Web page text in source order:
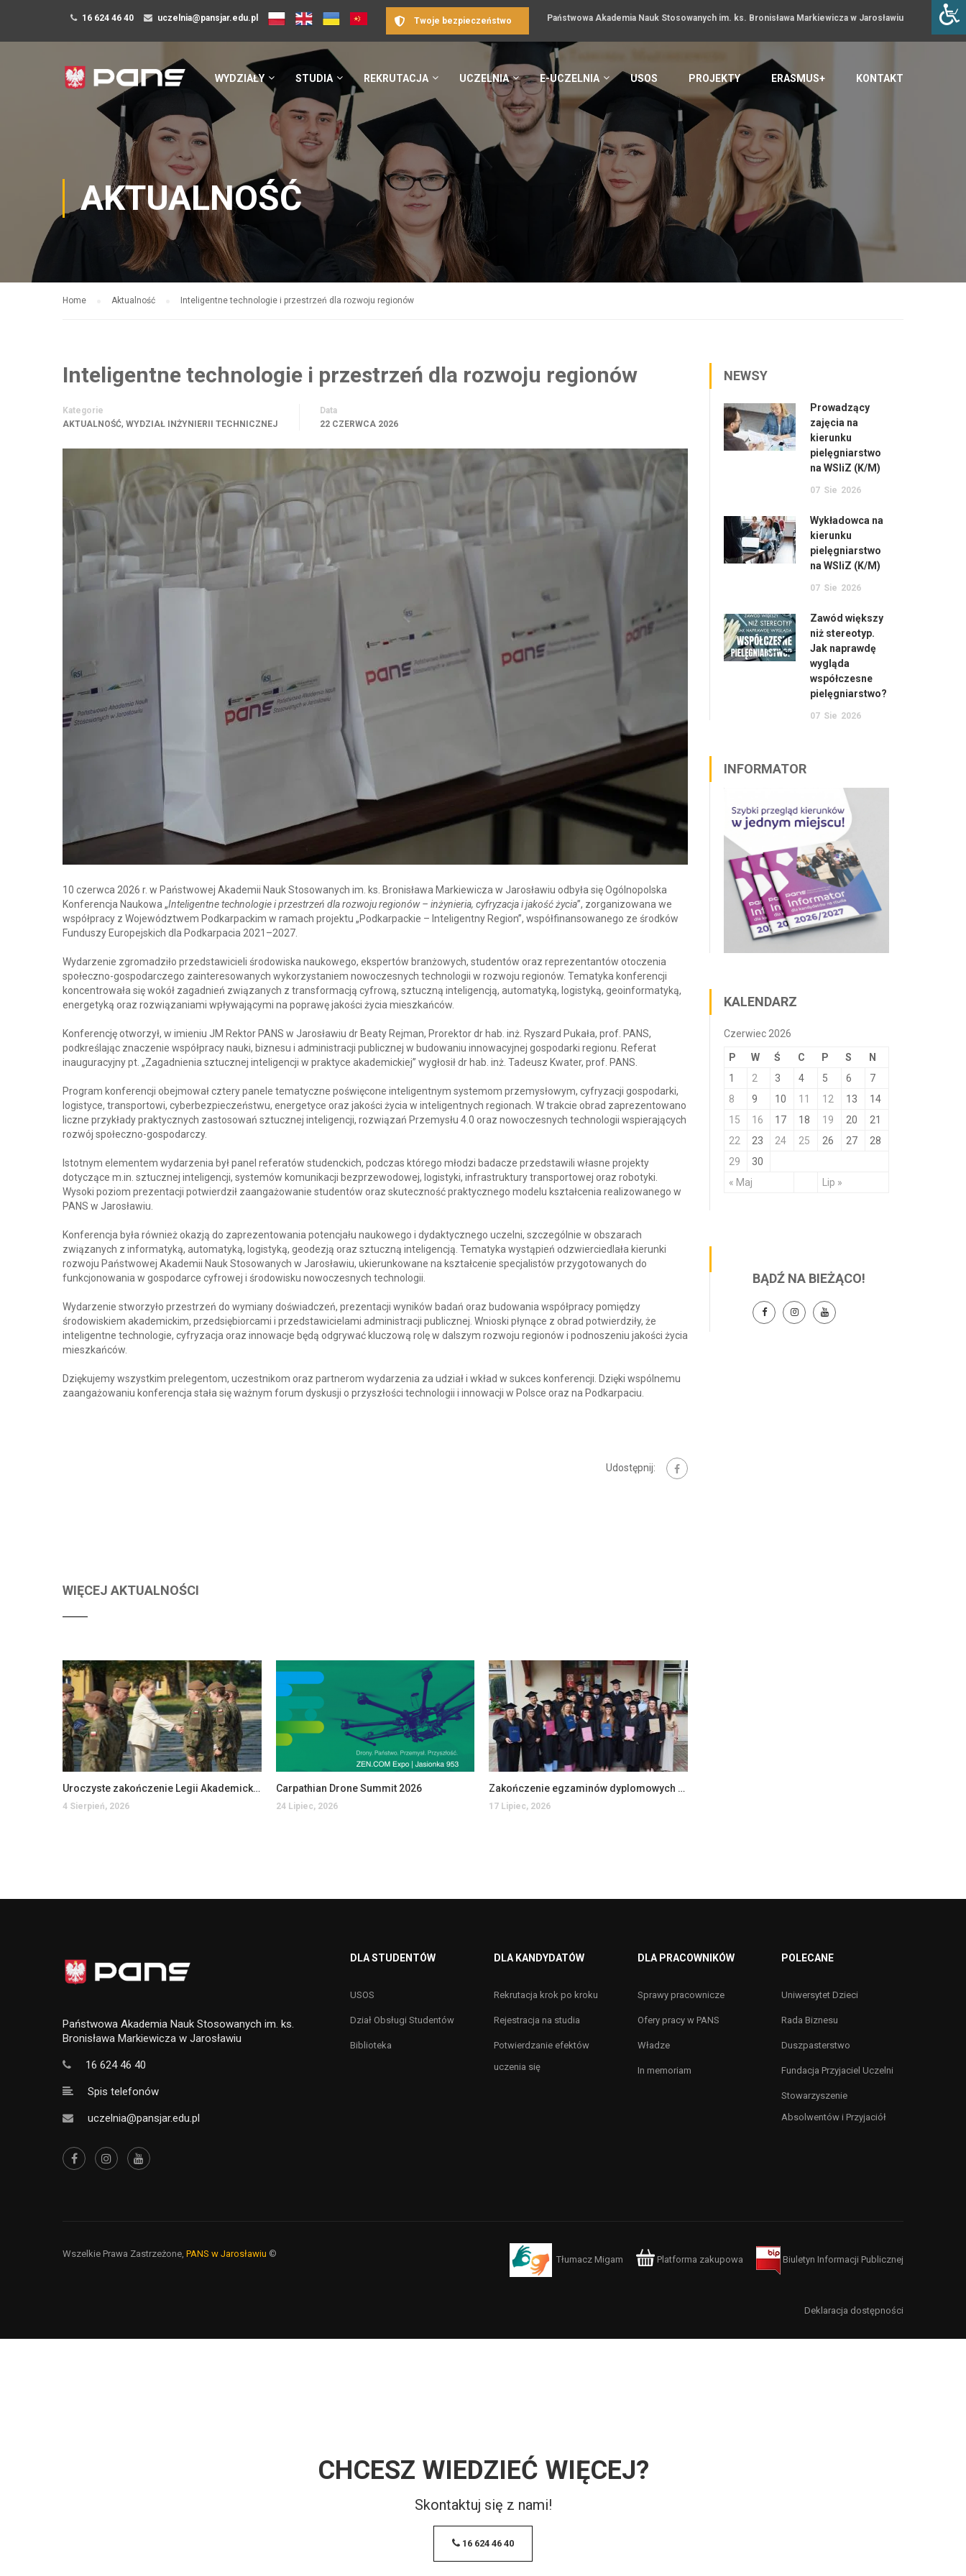
16 624 46 40 uczelnia@pansjar.edu.pl Państwowa Akademia Nauk Stosowanych im. ks. Bronisława Markiewicza w Jarosławiu
Twoje bezpieczeństwo
WYDZIAŁY STUDIA REKRUTACJA UCZELNIA E-UCZELNIA USOS PROJEKTY ERASMUS+ KONTAKT
AKTUALNOŚĆ
Home Aktualność Inteligentne technologie i przestrzeń dla rozwoju regionów
Inteligentne technologie i przestrzeń dla rozwoju regionów
Kategorie
AKTUALNOŚĆ, WYDZIAŁ INŻYNIERII TECHNICZNEJ
Data
22 CZERWCA 2026
10 czerwca 2026 r. w Państwowej Akademii Nauk Stosowanych im. ks. Bronisława Markiewicza w Jarosławiu odbyła się Ogólnopolska
Konferencja Naukowa „Inteligentne technologie i przestrzeń dla rozwoju regionów – inżynieria, cyfryzacja i jakość życia”, zorganizowana we
współpracy z Województwem Podkarpackim w ramach projektu „Podkarpackie – Inteligentny Region”, współfinansowanego ze środków
Funduszy Europejskich dla Podkarpacia 2021–2027.
Wydarzenie zgromadziło przedstawicieli środowiska naukowego, ekspertów branżowych, studentów oraz reprezentantów otoczenia
społeczno-gospodarczego zainteresowanych wykorzystaniem nowoczesnych technologii w rozwoju regionów. Tematyka konferencji
koncentrowała się wokół zagadnień związanych z transformacją cyfrową, sztuczną inteligencją, automatyką, logistyką, geoinformatyką,
energetyką oraz rozwiązaniami wpływającymi na poprawę jakości życia mieszkańców.
Konferencję otworzył, w imieniu JM Rektor PANS w Jarosławiu dr Beaty Rejman, Prorektor dr hab. inż. Ryszard Pukała, prof. PANS,
podkreślając znaczenie współpracy nauki, biznesu i administracji publicznej w budowaniu innowacyjnej gospodarki regionu. Referat
inauguracyjny pt. „Zagadnienia sztucznej inteligencji w praktyce akademickiej” wygłosił dr hab. inż. Tadeusz Kwater, prof. PANS.
Program konferencji obejmował cztery panele tematyczne poświęcone inteligentnym systemom przemysłowym, cyfryzacji gospodarki,
logistyce, transportowi, cyberbezpieczeństwu, energetyce oraz jakości życia w inteligentnych regionach. W trakcie obrad zaprezentowano
liczne przykłady praktycznych zastosowań sztucznej inteligencji, rozwiązań Przemysłu 4.0 oraz nowoczesnych technologii wspierających
rozwój społeczno-gospodarczy.
Istotnym elementem wydarzenia był panel referatów studenckich, podczas którego młodzi badacze przedstawili własne projekty
dotyczące m.in. sztucznej inteligencji, systemów komunikacji bezprzewodowej, logistyki, infrastruktury transportowej oraz robotyki.
Wysoki poziom prezentacji potwierdził zaangażowanie studentów oraz skuteczność praktycznego modelu kształcenia realizowanego w
PANS w Jarosławiu.
Konferencja była również okazją do zaprezentowania potencjału naukowego i dydaktycznego uczelni, szczególnie w obszarach
związanych z informatyką, automatyką, logistyką, geodezją oraz sztuczną inteligencją. Tematyka wystąpień odzwierciedlała kierunki
rozwoju Państwowej Akademii Nauk Stosowanych w Jarosławiu, ukierunkowane na kształcenie specjalistów przygotowanych do
funkcjonowania w gospodarce cyfrowej i środowisku nowoczesnych technologii.
Wydarzenie stworzyło przestrzeń do wymiany doświadczeń, prezentacji wyników badań oraz budowania współpracy pomiędzy
środowiskiem akademickim, przedsiębiorcami i przedstawicielami administracji publicznej. Wnioski płynące z obrad potwierdziły, że
inteligentne technologie, cyfryzacja oraz innowacje będą odgrywać kluczową rolę w dalszym rozwoju regionów i podnoszeniu jakości życia
mieszkańców.
Dziękujemy wszystkim prelegentom, uczestnikom oraz partnerom wydarzenia za udział i wkład w sukces konferencji. Dzięki wspólnemu
zaangażowaniu konferencja stała się ważnym forum dyskusji o przyszłości technologii i innowacji w Polsce oraz na Podkarpaciu.
Udostępnij:
WIĘCEJ AKTUALNOŚCI
Uroczyste zakończenie Legii Akademickiej w PANS w Jarosławiu
4 Sierpień, 2026
Carpathian Drone Summit 2026
24 Lipiec, 2026
Zakończenie egzaminów dyplomowych na Wydziale Ekonomii i Zarządzania
17 Lipiec, 2026
NEWSY
Prowadzący
zajęcia na
kierunku
pielęgniarstwo
na WSIiZ (K/M)
07 Sie 2026
Wykładowca na
kierunku
pielęgniarstwo
na WSIiZ (K/M)
07 Sie 2026
Zawód większy
niż stereotyp.
Jak naprawdę
wygląda
współczesne
pielęgniarstwo?
07 Sie 2026
INFORMATOR
KALENDARZ
Czerwiec 2026
P W Ś C P S N
« Maj Lip »
1 2 3 4 5 6
7
8
9 10 11 12 13
14
15
16 17 18 19 20
21
22
23 24 25 26 27
28
29
30
BĄDŹ NA BIEŻĄCO!
Państwowa Akademia Nauk Stosowanych im. ks.
Bronisława Markiewicza w Jarosławiu
16 624 46 40
Spis telefonów
uczelnia@pansjar.edu.pl
DLA STUDENTÓW
USOS
Dział Obsługi Studentów
Biblioteka
DLA KANDYDATÓW
Rekrutacja krok po kroku
Rejestracja na studia
Potwierdzanie efektów
uczenia się
DLA PRACOWNIKÓW
Sprawy pracownicze
Ofery pracy w PANS
Władze
In memoriam
POLECANE
Uniwersytet Dzieci
Rada Biznesu
Duszpasterstwo
Fundacja Przyjaciel Uczelni
Stowarzyszenie
Absolwentów i Przyjaciół
Wszelkie Prawa Zastrzeżone, PANS w Jarosławiu ©
Tłumacz Migam Platforma zakupowa Biuletyn Informacji Publicznej
Deklaracja dostępności
CHCESZ WIEDZIEĆ WIĘCEJ?
Skontaktuj się z nami!
16 624 46 40